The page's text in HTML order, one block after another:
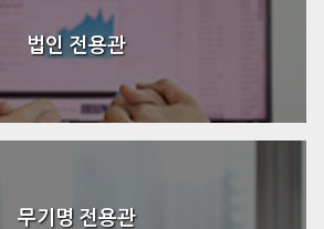
법인 전용관
무기명 전용관